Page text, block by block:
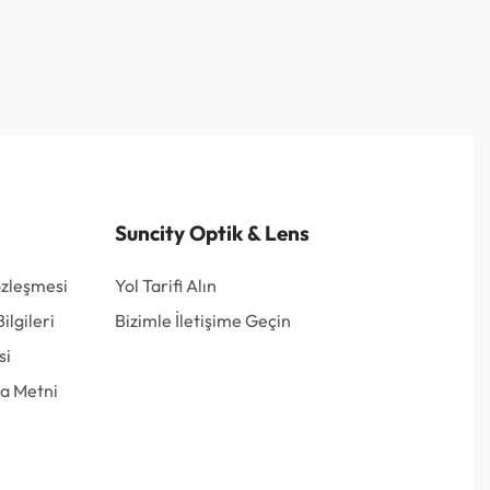
Metni
Suncity Optik & Lens
Yol Tarifi Alın
Bizimle İletişime Geçin